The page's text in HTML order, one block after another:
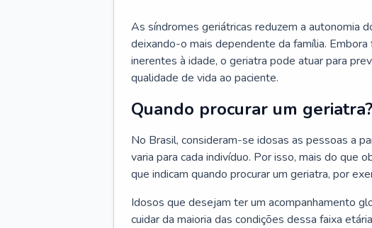
As síndromes geriátricas reduzem a autonomia
deixando-o mais dependente da família.
inerentes à idade, o geriatra pode atuar para
qualidade de vida ao paciente.
Quando procurar um geriatra?
No Brasil, consideram-se idosas as pessoas a
varia para cada indivíduo. Por isso, mais do que
que indicam quando procurar um geriatra, por
Idosos que desejam ter um acompanhamento
cuidar da maioria das condições dessa faixa